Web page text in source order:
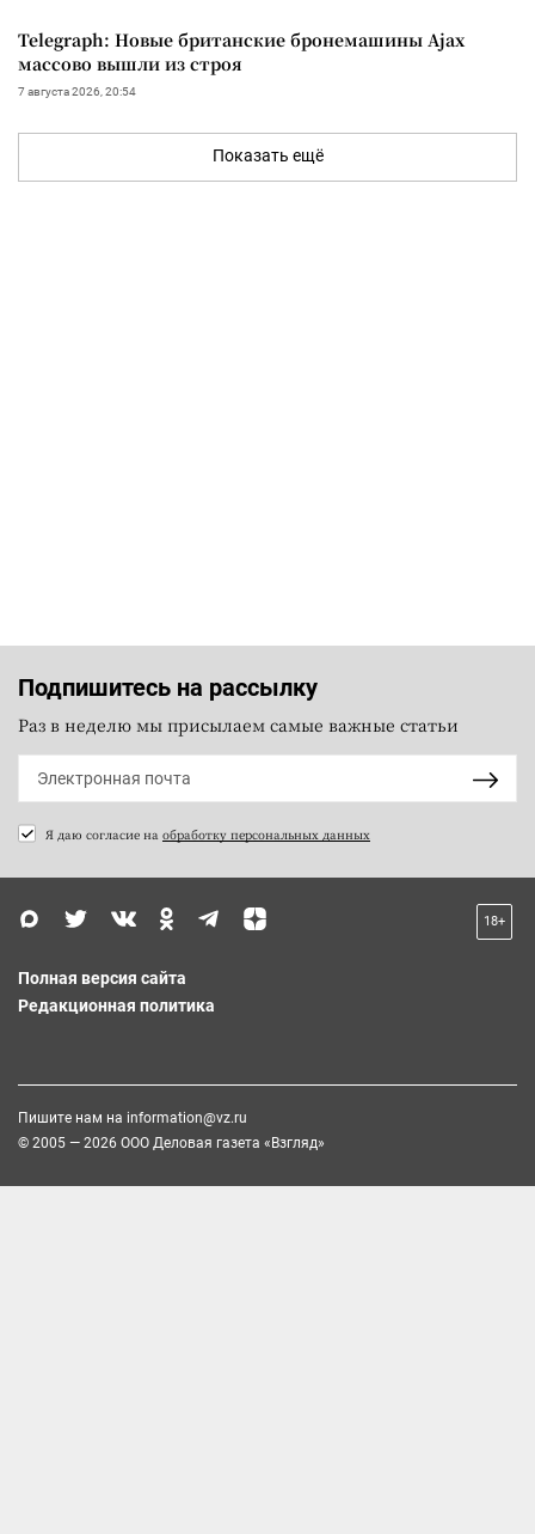
Telegraph: Новые британские бронемашины Ajax
массово вышли из строя
7 августа 2026, 20:54
Показать ещё
Подпишитесь на рассылку
Раз в неделю мы присылаем самые важные статьи
Я даю согласие на обработку персональных данных
18+
Полная версия сайта
Редакционная политика
Пишите нам на information@vz.ru
© 2005 — 2026 ООО Деловая газета «Взгляд»